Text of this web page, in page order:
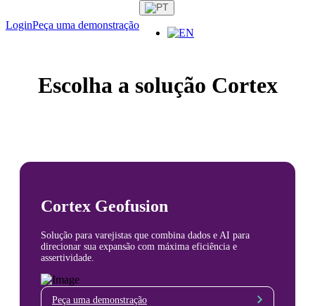
LoginPeça uma demonstração
Escolha a solução Cortex
Cortex Geofusion
Solução para varejistas que combina dados e AI para
direcionar sua expansão com máxima eficiência e
assertividade.
Peça uma demonstração